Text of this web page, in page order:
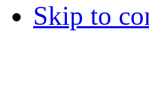
Skip to